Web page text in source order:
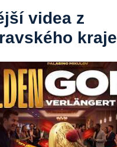
videa z
kraje